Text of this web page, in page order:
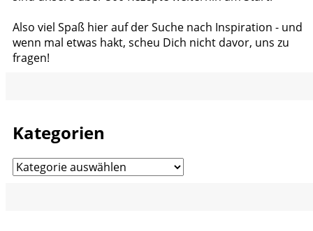
Also viel Spaß hier auf der Suche nach Inspiration - und
wenn mal etwas hakt, scheu Dich nicht davor, uns zu
fragen!
Kategorien
Kategorien